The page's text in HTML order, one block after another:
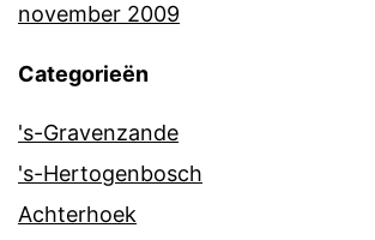
november 2009
Categorieën
's-Gravenzande
's-Hertogenbosch
Achterhoek